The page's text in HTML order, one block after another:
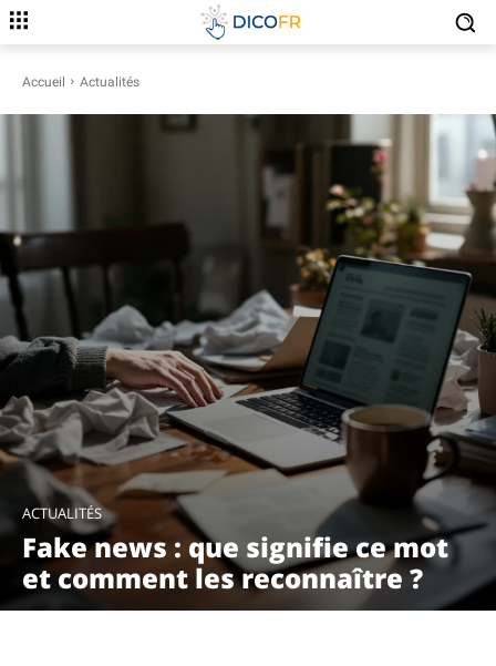
Accueil Actualités
ACTUALITÉS
Fake news : que signifie ce mot
et comment les reconnaître ?